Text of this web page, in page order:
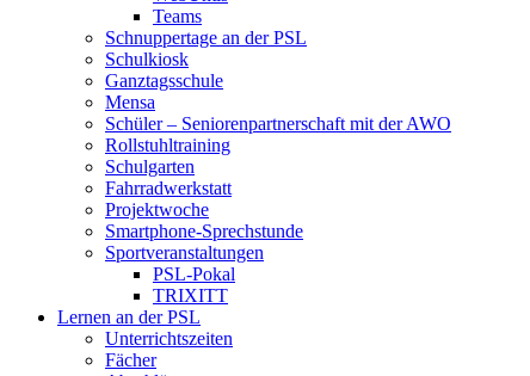
Teams
Schnuppertage an der PSL
Schulkiosk
Ganztagsschule
Mensa
Schüler – Seniorenpartnerschaft mit der AWO
Rollstuhltraining
Schulgarten
Fahrradwerkstatt
Projektwoche
Smartphone-Sprechstunde
Sportveranstaltungen
PSL-Pokal
TRIXITT
Lernen an der PSL
Unterrichtszeiten
Fächer